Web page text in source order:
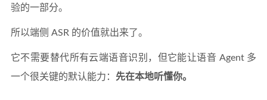
验的一部分。
所以端侧 ASR 的价值就出来了。
它不需要替代所有云端语音识别，但它能让语音 Agent 多
一个很关键的默认能力： 先在本地听懂你。